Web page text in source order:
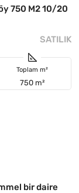
750 M2 10/20
SATILIK
Toplam m²
750 m²
bir daire